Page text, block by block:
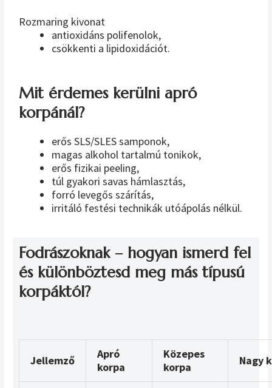
Rozmaring kivonat
antioxidáns polifenolok,
csökkenti a lipidoxidációt.
Mit érdemes kerülni apró
korpánál?
erős SLS/SLES samponok,
magas alkohol tartalmú tonikok,
erős fizikai peeling,
túl gyakori savas hámlasztás,
forró levegős szárítás,
irritáló festési technikák utóápolás nélkül.
Fodrászoknak – hogyan ismerd fel
és különböztesd meg más típusú
korpáktól?
Jellemző
Apró
korpa
Közepes
korpa
Nagy